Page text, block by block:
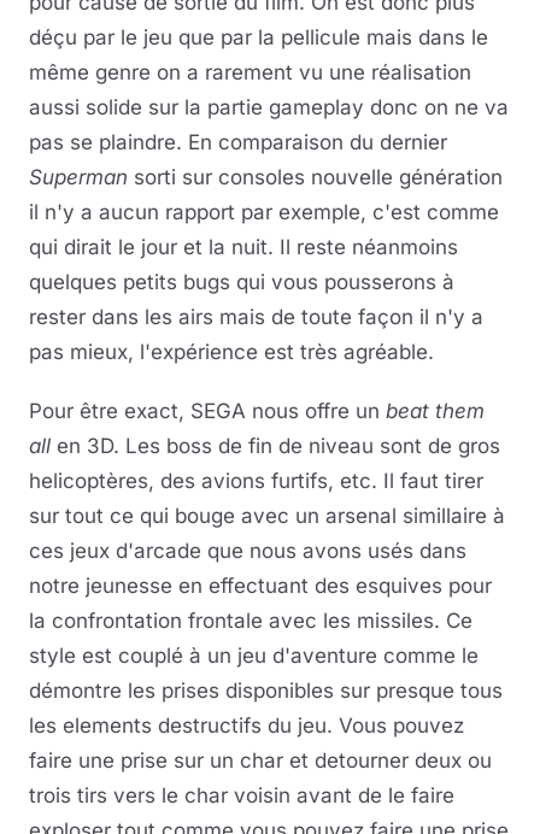
déçu par le jeu que par la pellicule mais dans le
même genre on a rarement vu une réalisation
aussi solide sur la partie gameplay donc on ne va
pas se plaindre. En comparaison du dernier
Superman sorti sur consoles nouvelle génération
il n'y a aucun rapport par exemple, c'est comme
qui dirait le jour et la nuit. Il reste néanmoins
quelques petits bugs qui vous pousserons à
rester dans les airs mais de toute façon il n'y a
pas mieux, l'expérience est très agréable.
Pour être exact, SEGA nous offre un beat them
all en 3D. Les boss de fin de niveau sont de gros
helicoptères, des avions furtifs, etc. Il faut tirer
sur tout ce qui bouge avec un arsenal simillaire à
ces jeux d'arcade que nous avons usés dans
notre jeunesse en effectuant des esquives pour
la confrontation frontale avec les missiles. Ce
style est couplé à un jeu d'aventure comme le
démontre les prises disponibles sur presque tous
les elements destructifs du jeu. Vous pouvez
faire une prise sur un char et detourner deux ou
trois tirs vers le char voisin avant de le faire